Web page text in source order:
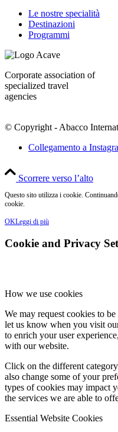
Le nostre specialità
Destinazioni
Programmi
Corporate association of
specialized travel
agencies
© Copyright - Abacco
Collegamento a
Scorrere verso l’alto
Questo sito utilizza i cookie.
cookie.
OKLeggi di più
Cookie and Privacy
How we use cookies
We may request cookies to
let us know when you visit
to enrich your user
with our website.
Click on the different
also change some of your
types of cookies may impact
the services we are able to
Essential Website Cookies